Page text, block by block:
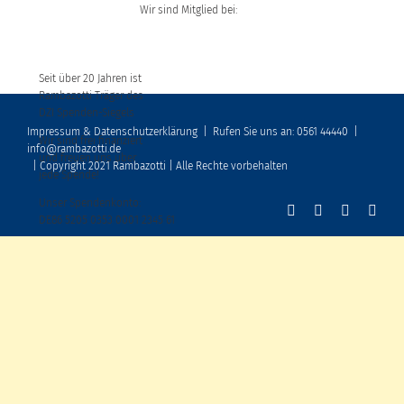
Wir sind Mitglied bei:
Seit über 20 Jahren ist
Rambazotti Träger des
DZI Spenden-Siegels
Wir sind frei finanziert
und freuen uns über
jede Spende!
Unser Spendenkonto:
DE86 5205 0353 0001 2345 61
Impressum & Datenschutzerklärung Rufen Sie uns an: 0561 44440
info@rambazotti.de
| Copyright 2021 Rambazotti | Alle Rechte vorbehalten